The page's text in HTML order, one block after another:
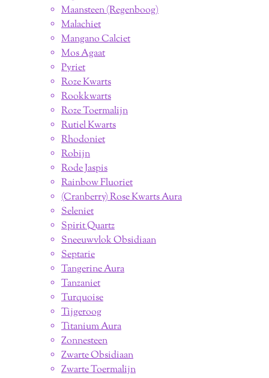
Maansteen (Regenboog)
Malachiet
Mangano Calciet
Mos Agaat
Pyriet
Roze Kwarts
Rookkwarts
Roze Toermalijn
Rutiel Kwarts
Rhodoniet
Robijn
Rode Jaspis
Rainbow Fluoriet
(Cranberry) Rose Kwarts Aura
Seleniet
Spirit Quartz
Sneeuwvlok Obsidiaan
Septarie
Tangerine Aura
Tanzaniet
Turquoise
Tijgeroog
Titanium Aura
Zonnesteen
Zwarte Obsidiaan
Zwarte Toermalijn